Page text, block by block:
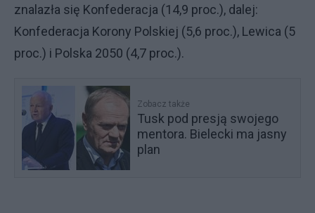
znalazła się Konfederacja (14,9 proc.), dalej:
Konfederacja Korony Polskiej (5,6 proc.), Lewica (5
proc.) i Polska 2050 (4,7 proc.).
Zobacz także
Tusk pod presją swojego
mentora. Bielecki ma jasny
plan